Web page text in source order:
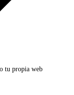
tu propia web